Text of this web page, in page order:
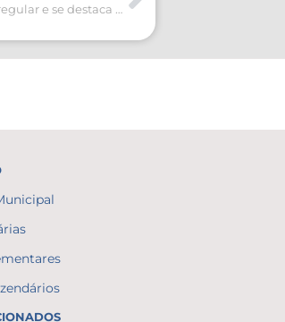
São Pedro da Aldeia mantém CAUC regular e se destaca pela responsabilidade fiscal na Região dos Lagos